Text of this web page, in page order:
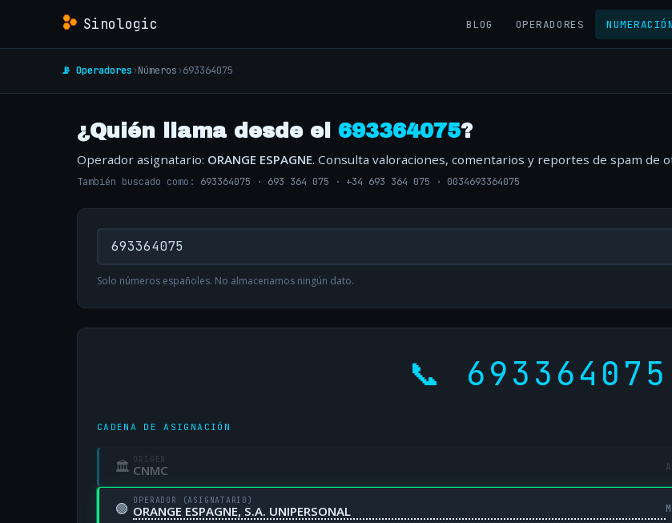
Sinologic BLOG OPERADORES NUMERACIÓN
📡 Operadores›Números›693364075
¿Quién llama desde el 693364075?
Operador asignatario: ORANGE ESPAGNE. Consulta valoraciones, comentarios y reportes de spam de
También buscado como: 693364075 · 693 364 075 · +34 693 364 075 · 0034693364075
Solo números españoles. No almacenamos ningún dato.
📞 693364075
CADENA DE ASIGNACIÓN
🏛 ORIGEN
CNMC
🟢 OPERADOR (ASIGNATARIO)
ORANGE ESPAGNE, S.A. UNIPERSONAL